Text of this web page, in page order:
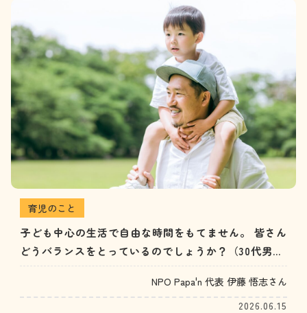
育児のこと
子ども中心の生活で自由な時間をもてません。 皆さん
どうバランスをとっているのでしょうか？（30代男
性）
NPO Papa'n 代表 伊藤 悟志さん
2026.06.15